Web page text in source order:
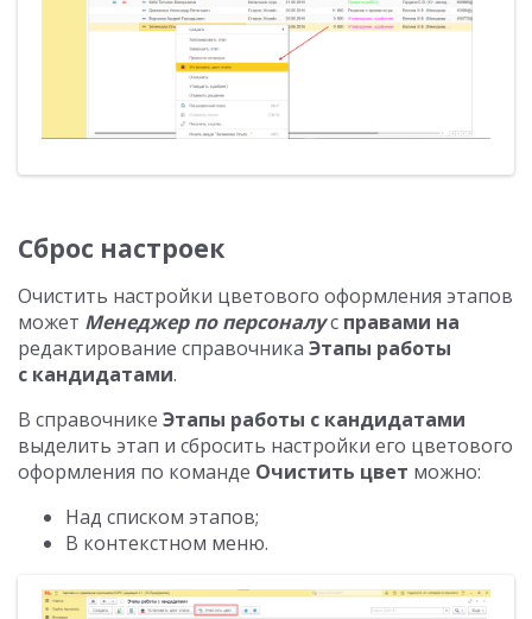
Сброс настроек
Очистить настройки цветового оформления этапов
может Менеджер по персоналус правами на
редактирование справочника Этапы работы
с кандидатами.
В справочнике Этапы работы с кандидатами
выделить этап и сбросить настройки его цветового
оформления по команде Очистить цвет можно:
Над списком этапов;
В контекстном меню.